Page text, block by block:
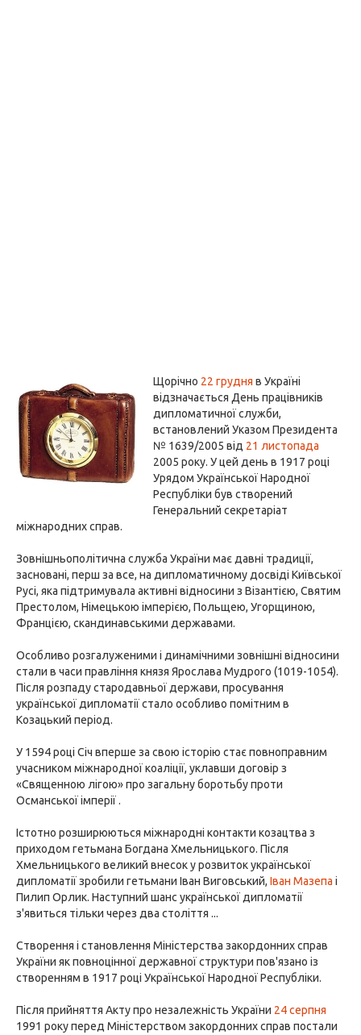
Щорічно 22 грудня в Україні
відзначається День працівників
дипломатичної служби,
встановлений Указом Президента
№ 1639/2005 від 21 листопада
2005 року. У цей день в 1917 році
Урядом Української Народної
Республіки був створений
Генеральний секретаріат
міжнародних справ.
Зовнішньополітична служба України має давні традиції,
засновані, перш за все, на дипломатичному досвіді Київської
Русі, яка підтримувала активні відносини з Візантією, Святим
Престолом, Німецькою імперією, Польщею, Угорщиною,
Францією, скандинавськими державами.
Особливо розгалуженими і динамічними зовнішні відносини
стали в часи правління князя Ярослава Мудрого (1019-1054).
Після розпаду стародавньої держави, просування
української дипломатії стало особливо помітним в
Козацький період.
У 1594 році Січ вперше за свою історію стає повноправним
учасником міжнародної коаліції, уклавши договір з
«Священною лігою» про загальну боротьбу проти
Османської імперії .
Істотно розширюються міжнародні контакти козацтва з
приходом гетьмана Богдана Хмельницького. Після
Хмельницького великий внесок у розвиток української
дипломатії зробили гетьмани Іван Виговський, Іван Мазепа і
Пилип Орлик. Наступний шанс української дипломатії
з'явиться тільки через два століття ...
Створення і становлення Міністерства закордонних справ
України як повноцінної державної структури пов'язано із
створенням в 1917 році Української Народної Республіки.
Після прийняття Акту про незалежність України 24 серпня
1991 року перед Міністерством закордонних справ постали